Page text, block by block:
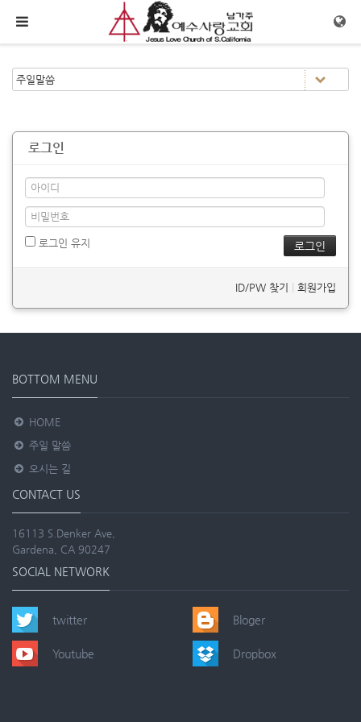
메뉴 건너뛰기
로그인
로그인 유지
ID/PW 찾기 회원가입
BOTTOM MENU
HOME
주일 말씀
오시는 길
CONTACT US
16113 S.Denker Ave,
Gardena, CA 90247
SOCIAL NETWORK
twitter
Youtube
Bloger
Dropbox